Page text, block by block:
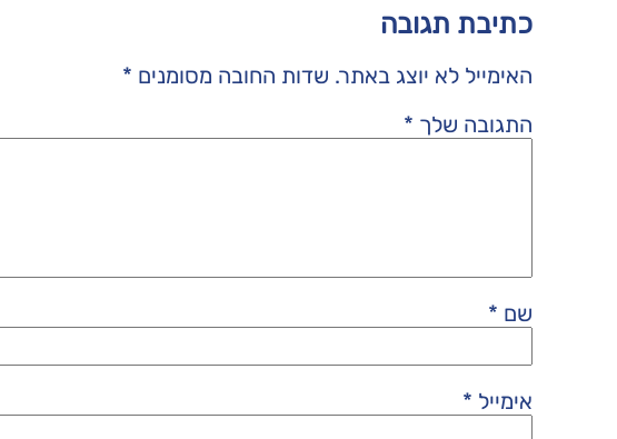
כתיבת תגובה
האימייל לא יוצג באתר. שדות החובה מסומנים *
התגובה שלך *
שם *
אימייל *